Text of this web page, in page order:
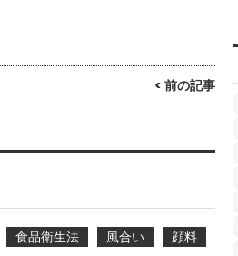
< 前の記事
食品衛生法 風合い
顔料